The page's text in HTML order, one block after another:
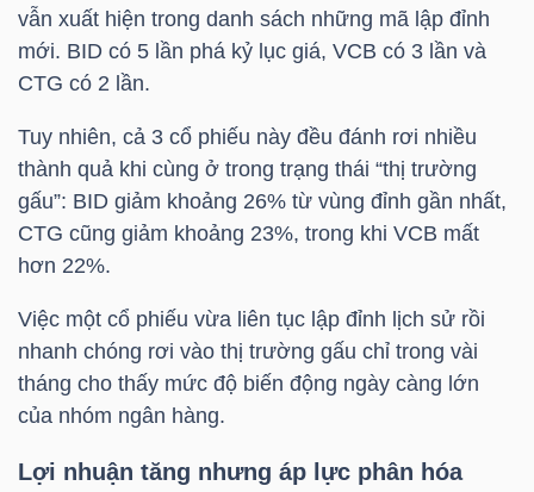
vẫn xuất hiện trong danh sách những mã lập đỉnh
mới. BID có 5 lần phá kỷ lục giá, VCB có 3 lần và
CTG có 2 lần.
Tuy nhiên, cả 3 cổ phiếu này đều đánh rơi nhiều
thành quả khi cùng ở trong trạng thái “thị trường
gấu”: BID giảm khoảng 26% từ vùng đỉnh gần nhất,
CTG cũng giảm khoảng 23%, trong khi VCB mất
hơn 22%.
Việc một cổ phiếu vừa liên tục lập đỉnh lịch sử rồi
nhanh chóng rơi vào thị trường gấu chỉ trong vài
tháng cho thấy mức độ biến động ngày càng lớn
của nhóm ngân hàng.
Lợi nhuận tăng nhưng áp lực phân hóa
ĐẦU
TƯ
TRUY
XUẤT
DỮ
LIỆU
Ngành
(-)
VS-